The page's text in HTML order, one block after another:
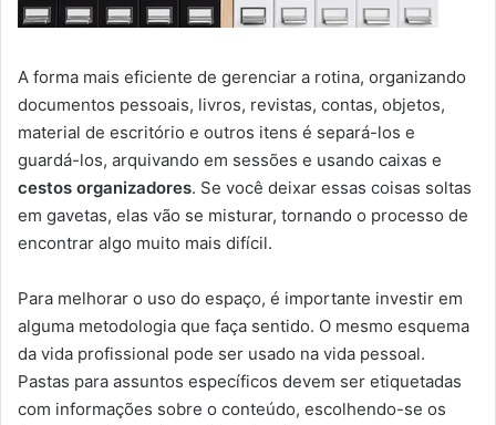
A forma mais eficiente de gerenciar a rotina, organizando
documentos pessoais, livros, revistas, contas, objetos,
material de escritório e outros itens é separá-los e
guardá-los, arquivando em sessões e usando caixas e
cestos organizadores. Se você deixar essas coisas soltas
em gavetas, elas vão se misturar, tornando o processo de
encontrar algo muito mais difícil.
Para melhorar o uso do espaço, é importante investir em
alguma metodologia que faça sentido. O mesmo esquema
da vida profissional pode ser usado na vida pessoal.
Pastas para assuntos específicos devem ser etiquetadas
com informações sobre o conteúdo, escolhendo-se os